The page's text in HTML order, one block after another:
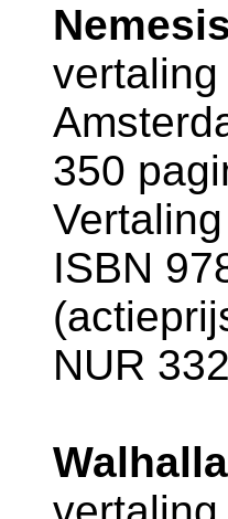
350
ISBN
NUR